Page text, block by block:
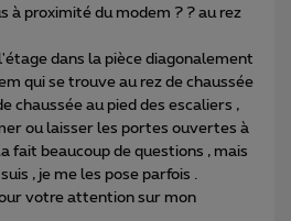
à proximité du modem ? ? au rez
dans la pièce diagonalement
qui se trouve au rez de chaussée
chaussée au pied des escaliers ,
ou laisser les portes ouvertes à
fait beaucoup de questions , mais
, je me les pose parfois .
votre attention sur mon